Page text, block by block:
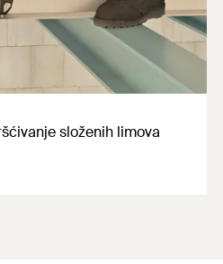
složenih limova